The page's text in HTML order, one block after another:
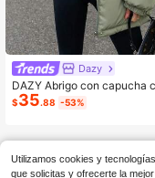
Dazy
DAZY Abrigo con capucha
mallera, acolchado, con
uesos, abrigo de invierno
$35.88 -53%
Utilizamos cookies y
que solicitas y ofrecerte la